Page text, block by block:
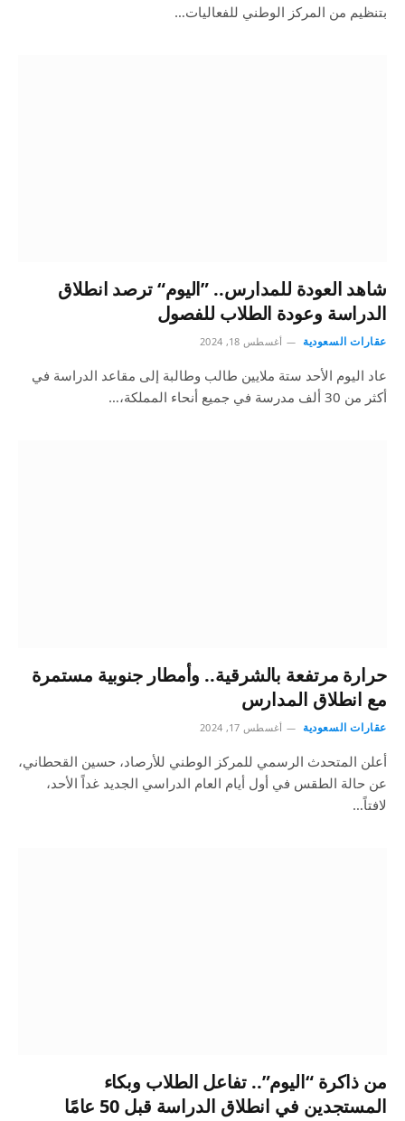
بتنظيم من المركز الوطني للفعاليات…
شاهد العودة للمدارس.. ”اليوم“ ترصد انطلاق
الدراسة وعودة الطلاب للفصول
عقارات السعودية أغسطس 18, 2024
عاد اليوم الأحد ستة ملايين طالب وطالبة إلى مقاعد الدراسة في
أكثر من 30 ألف مدرسة في جميع أنحاء المملكة،…
حرارة مرتفعة بالشرقية.. وأمطار جنوبية مستمرة
مع انطلاق المدارس
عقارات السعودية أغسطس 17, 2024
أعلن المتحدث الرسمي للمركز الوطني للأرصاد، حسين القحطاني،
عن حالة الطقس في أول أيام العام الدراسي الجديد غداً الأحد،
لافتاً…
من ذاكرة “اليوم”.. تفاعل الطلاب وبكاء
المستجدين في انطلاق الدراسة قبل 50 عامًا